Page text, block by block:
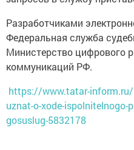
Разработчиками
Федеральная служба
Министерство цифрового
коммуникаций РФ.
https://www.tatar-
uznat-o-xode-ispolnitelnogo-
gosuslug-5832178